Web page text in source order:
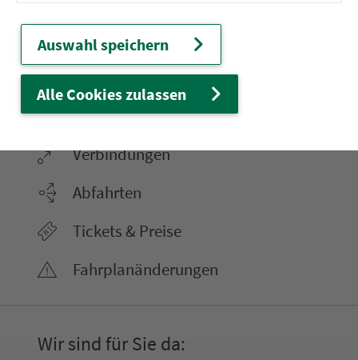
Nürn­berg
22.000 Qua­drat­ki­lo­me­ter. 130 Ver­kehrs­un­
ter­neh­men. 1.100 Linien. Eine Fahr­kar­te.
Ver­bin­dungen
Abfahrten
Tickets & Preise
Fahr­plan­ände­rungen
Wir sind für Sie da:
Auswahl speichern
Alle Cookies zulassen